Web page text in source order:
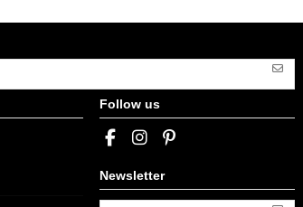
Follow us
Newsletter